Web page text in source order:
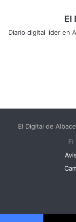
El
Diario digital líder en
El Digital de
El